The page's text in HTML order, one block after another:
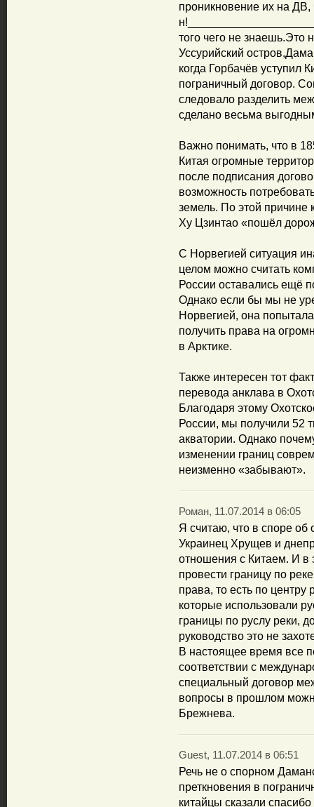
проникновение их на ДВ,
того чего не знаешь.Это
Уссурийский
когда Горбачёв уступил
пограничный договор.
следовало разделить
сделано весьма
Важно понимать, что в
Китая огромные
после подписания
возможность
земель. По этой причине
Ху Цзинтао «пошёл
С Норвегией ситуация
целом можно считать
России оставались ещё
Однако если бы мы не
Норвегией, она
получить права на
в Арктике.
Также интересен тот
перевода анклава в
Благодаря этому
России, мы получили 52
акватории. Однако
изменении границ
неизменно «забывают».
Роман, 11.07.2014 в 06:05
Я считаю, что в споре
Украинец Хрущев и
отношения с Китаем. И в
провести границу по
права, то есть по центру
которые использовали
границы по руслу реки,
руководство это не
В настоящее время все
соответствии с
специальный договор
вопросы в прошлом
Брежнева.
Guest, 11.07.2014 в 06:51
Речь не о спорном
преткновения в
китайцы сказали